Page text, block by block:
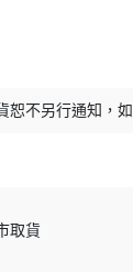
恕不另行通知，
取貨